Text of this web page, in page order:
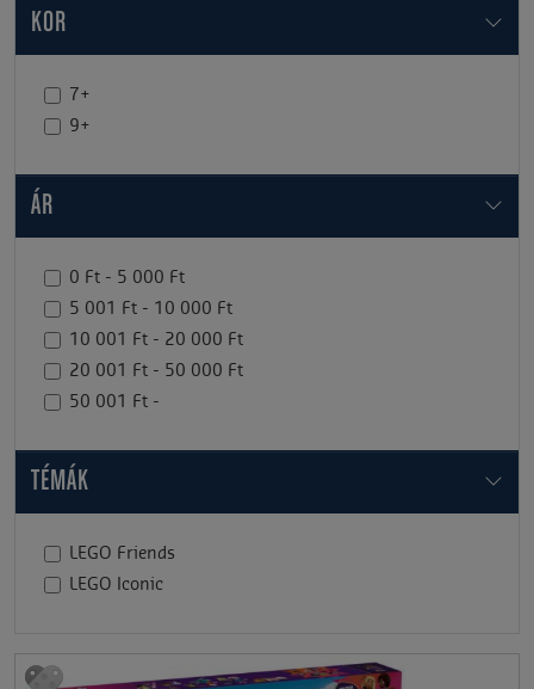
KOR
7+
9+
ÁR
0 Ft - 5 000 Ft
5 001 Ft - 10 000 Ft
10 001 Ft - 20 000 Ft
20 001 Ft - 50 000 Ft
50 001 Ft -
TÉMÁK
LEGO Friends
LEGO Iconic